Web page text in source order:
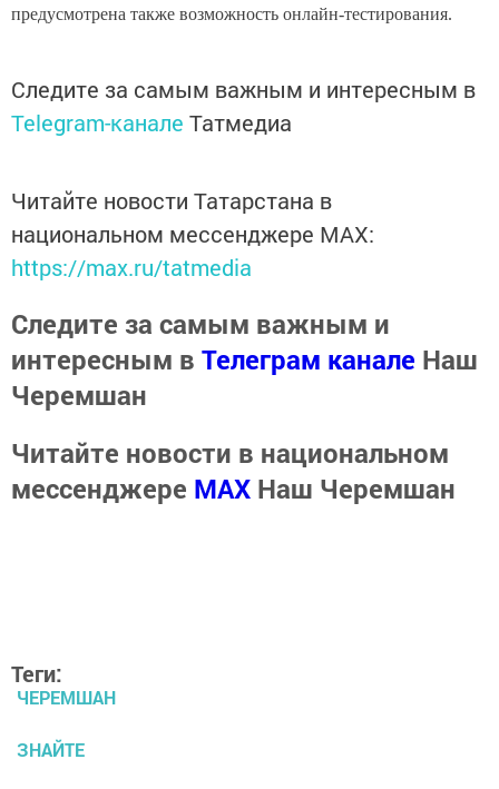
предусмотрена также возможность онлайн-тестирования.
Следите за самым важным и интересным в
Telegram-канале Татмедиа
Читайте новости Татарстана в
национальном мессенджере MАХ:
https://max.ru/tatmedia
Следите за самым важным и
интересным в Телеграм канале Наш
Черемшан
Читайте новости в национальном
мессенджере MАХ Наш Черемшан
Теги:
ЧЕРЕМШАН
ЗНАЙТЕ